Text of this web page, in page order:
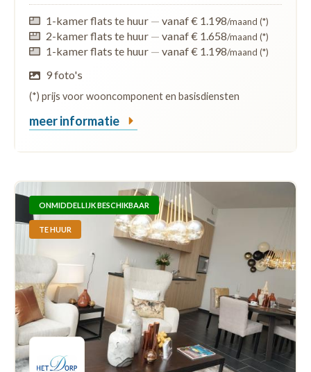
1-kamer flats te huur — vanaf € 1.198/maand (*)
2-kamer flats te huur — vanaf € 1.658/maand (*)
1-kamer flats te huur — vanaf € 1.198/maand (*)
9 foto's
(*) prijs voor wooncomponent en basisdiensten
meer informatie
ONMIDDELLIJK BESCHIKBAAR
TE HUUR